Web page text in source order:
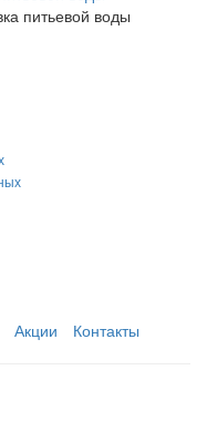
питьевой воды
Акции Контакты